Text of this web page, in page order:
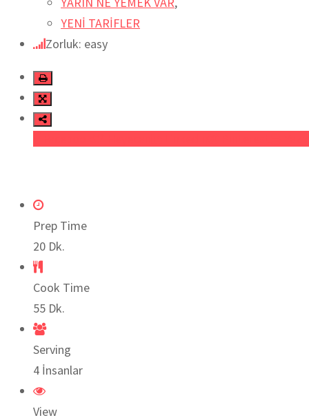
YENİ TARİFLER
Zorluk: easy
Prep Time
20 Dk.
Cook Time
55 Dk.
Serving
4 İnsanlar
View